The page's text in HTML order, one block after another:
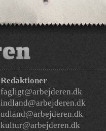
Redaktioner
fagligt@arbejderen.dk
indland@arbejderen.dk
udland@arbejderen.dk
kultur@arbejderen.dk